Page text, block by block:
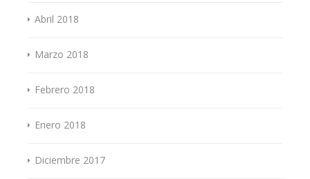
Abril 2018
Marzo 2018
Febrero 2018
Enero 2018
Diciembre 2017